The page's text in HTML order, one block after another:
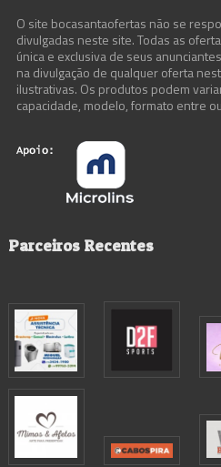
O site bocasantaofertas não se
divulgadas neste site. Todas as
única e exclusiva de seus
na divulgação de qualquer oferta
ilustrativas. Os produtos podem
capacidade, modelo, formato entre
Parceiros Recentes